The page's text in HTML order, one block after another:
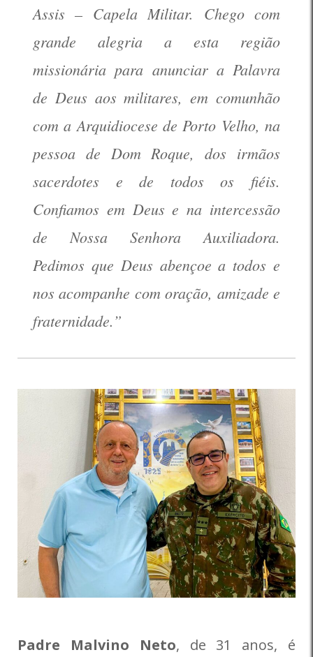
Assis – Capela Militar. Chego com
grande alegria a esta região
missionária para anunciar a Palavra
de Deus aos militares, em comunhão
com a Arquidiocese de Porto Velho, na
pessoa de Dom Roque, dos irmãos
sacerdotes e de todos os fiéis.
Confiamos em Deus e na intercessão
de Nossa Senhora Auxiliadora.
Pedimos que Deus abençoe a todos e
nos acompanhe com oração, amizade e
fraternidade.”
Padre Malvino Neto, de 31 anos, é